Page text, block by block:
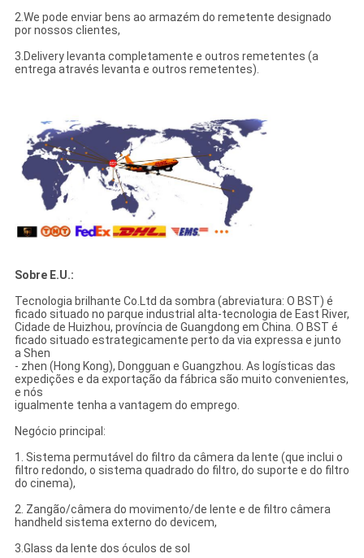
2.We pode enviar bens ao armazém do remetente designado
por nossos clientes,
3.Delivery levanta completamente e outros remetentes (a
entrega através levanta e outros remetentes).
Sobre E.U.:
Tecnologia brilhante Co.Ltd da sombra (abreviatura: O BST) é
ficado situado no parque industrial alta-tecnologia de East River,
Cidade de Huizhou, província de Guangdong em China. O BST é
ficado situado estrategicamente perto da via expressa e junto
a Shen
- zhen (Hong Kong), Dongguan e Guangzhou. As logísticas das
expedições e da exportação da fábrica são muito convenientes,
e nós
igualmente tenha a vantagem do emprego.
Negócio principal:
1. Sistema permutável do filtro da câmera da lente (que inclui o
filtro redondo, o sistema quadrado do filtro, do suporte e do filtro
do cinema),
2. Zangão/câmera do movimento/de lente e de filtro câmera
handheld sistema externo do devicem,
3.Glass da lente dos óculos de sol